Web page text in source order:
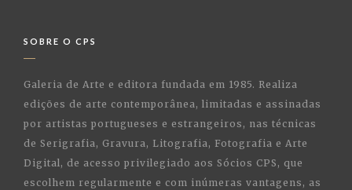
SOBRE O CPS
Galeria de Arte e editora fundada em 1985. Realiza
edições de arte contemporânea, limitadas e assinadas
por artistas portugueses e estrangeiros, nas técnicas
de Serigrafia, Gravura, Litografia, Fotografia e Arte
Digital, de acesso privilegiado aos Sócios CPS, que
escolhem regularmente e com inúmeras vantagens, as